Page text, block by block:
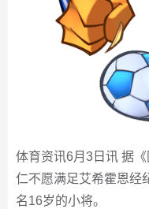
体育资讯6月3日讯 据
仁不愿满足艾希霍恩经
名16岁的小将。